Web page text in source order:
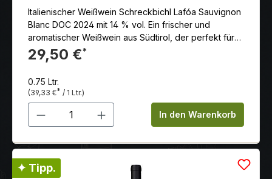
Italienischer Weißwein Schreckbichl Lafóa Sauvignon
Blanc DOC 2024 mit 14 % vol. Ein frischer und
aromatischer Weißwein aus Südtirol, der perfekt für
den Sommer oder als Begleiter zu leichten Gerichten
ist.
29,50 €*
0.75 Ltr.
(39,33 €* / 1 Ltr.)
Produkt Anzahl: Gib denIn den Warenkorb
✦ Tipp.